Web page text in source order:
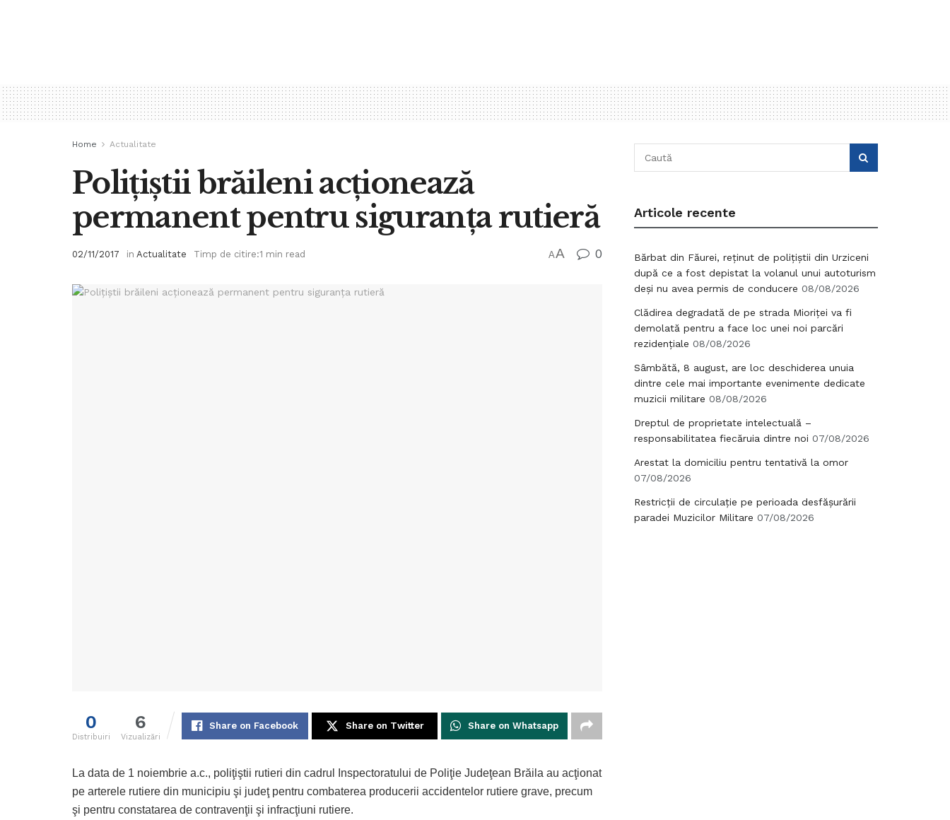
Home Actualitate
Poliţiştii brăileni acţionează
permanent pentru siguranţa rutieră
02/11/2017 in Actualitate Timp de citire:1 min read AA 0
0
Distribuiri
6
Vizualizări
Share on Facebook Share on Twitter Share on Whatsapp
La data de 1 noiembrie a.c., poliţiştii rutieri din cadrul Inspectoratului de Poliţie Judeţean Brăila au acţionat
pe arterele rutiere din municipiu şi judeţ pentru combaterea producerii accidentelor rutiere grave, precum
şi pentru constatarea de contravenţii şi infracţiuni rutiere.
Articole recente
Bărbat din Făurei, reținut de polițiștii din Urziceni
după ce a fost depistat la volanul unui autoturism
deși nu avea permis de conducere 08/08/2026
Clădirea degradată de pe strada Mioriței va fi
demolată pentru a face loc unei noi parcări
rezidențiale 08/08/2026
Sâmbătă, 8 august, are loc deschiderea unuia
dintre cele mai importante evenimente dedicate
muzicii militare 08/08/2026
Dreptul de proprietate intelectuală –
responsabilitatea fiecăruia dintre noi 07/08/2026
Arestat la domiciliu pentru tentativă la omor
07/08/2026
Restricții de circulație pe perioada desfășurării
paradei Muzicilor Militare 07/08/2026